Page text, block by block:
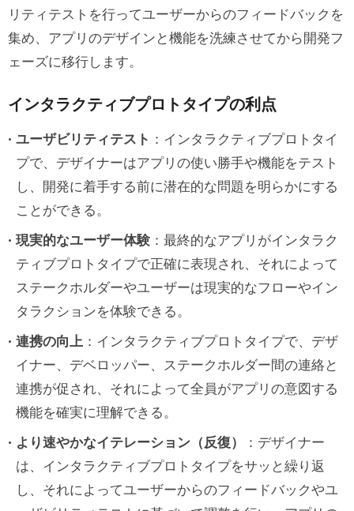
リティテストを行ってユーザーからのフィードバックを
集め、アプリのデザインと機能を洗練させてから開発フ
ェーズに移行します。
インタラクティブプロトタイプの利点
ユーザビリティテスト ：インタラクティブプロトタイ
プで、デザイナーはアプリの使い勝手や機能をテスト
し、開発に着手する前に潜在的な問題を明らかにする
ことができる。
現実的なユーザー体験 ：最終的なアプリがインタラク
ティブプロトタイプで正確に表現され、それによって
ステークホルダーやユーザーは現実的なフローやイン
タラクションを体験できる。
連携の向上 ：インタラクティブプロトタイプで、デザ
イナー、デベロッパー、ステークホルダー間の連絡と
連携が促され、それによって全員がアプリの意図する
機能を確実に理解できる。
より速やかなイテレーション（反復）
：デザイナー
は、インタラクティブプロトタイプをサッと繰り返
し、それによってユーザーからのフィードバックやユ